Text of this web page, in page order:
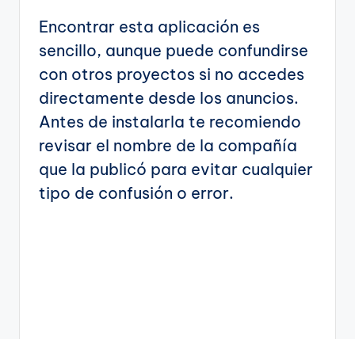
Encontrar esta aplicación es
sencillo, aunque puede confundirse
con otros proyectos si no accedes
directamente desde los anuncios.
Antes de instalarla te recomiendo
revisar el nombre de la compañía
que la publicó para evitar cualquier
tipo de confusión o error.